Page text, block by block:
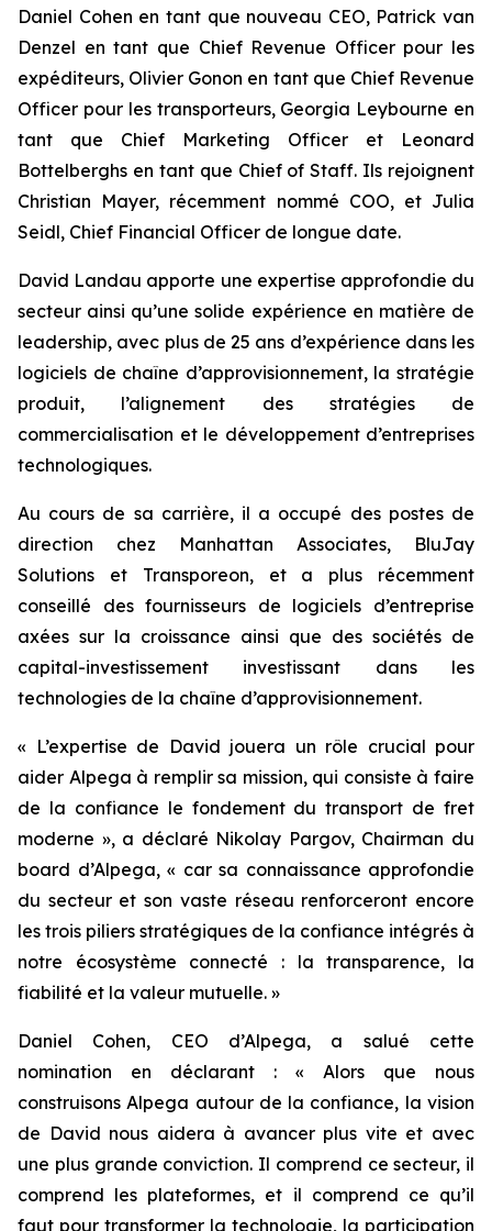
Daniel Cohen en tant que nouveau CEO, Patrick van
Denzel en tant que Chief Revenue Officer pour les
expéditeurs, Olivier Gonon en tant que Chief Revenue
Officer pour les transporteurs, Georgia Leybourne en
tant que Chief Marketing Officer et Leonard
Bottelberghs en tant que Chief of Staff. Ils rejoignent
Christian Mayer, récemment nommé COO, et Julia
Seidl, Chief Financial Officer de longue date.
David Landau apporte une expertise approfondie du
secteur ainsi qu’une solide expérience en matière de
leadership, avec plus de 25 ans d’expérience dans les
logiciels de chaîne d’approvisionnement, la stratégie
produit, l’alignement des stratégies de
commercialisation et le développement d’entreprises
technologiques.
Au cours de sa carrière, il a occupé des postes de
direction chez Manhattan Associates, BluJay
Solutions et Transporeon, et a plus récemment
conseillé des fournisseurs de logiciels d’entreprise
axées sur la croissance ainsi que des sociétés de
capital-investissement investissant dans les
technologies de la chaîne d’approvisionnement.
« L’expertise de David jouera un rôle crucial pour
aider Alpega à remplir sa mission, qui consiste à faire
de la confiance le fondement du transport de fret
moderne », a déclaré Nikolay Pargov, Chairman du
board d’Alpega, « car sa connaissance approfondie
du secteur et son vaste réseau renforceront encore
les trois piliers stratégiques de la confiance intégrés à
notre écosystème connecté : la transparence, la
fiabilité et la valeur mutuelle. »
Daniel Cohen, CEO d’Alpega, a salué cette
nomination en déclarant : « Alors que nous
construisons Alpega autour de la confiance, la vision
de David nous aidera à avancer plus vite et avec
une plus grande conviction. Il comprend ce secteur, il
comprend les plateformes, et il comprend ce qu’il
faut pour transformer la technologie, la participation